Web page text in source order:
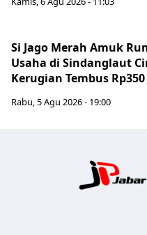
Si Jago Merah Amuk
Usaha di Sindanglaut
Kerugian Tembus
Rabu, 5 Agu 2026 - 19:00